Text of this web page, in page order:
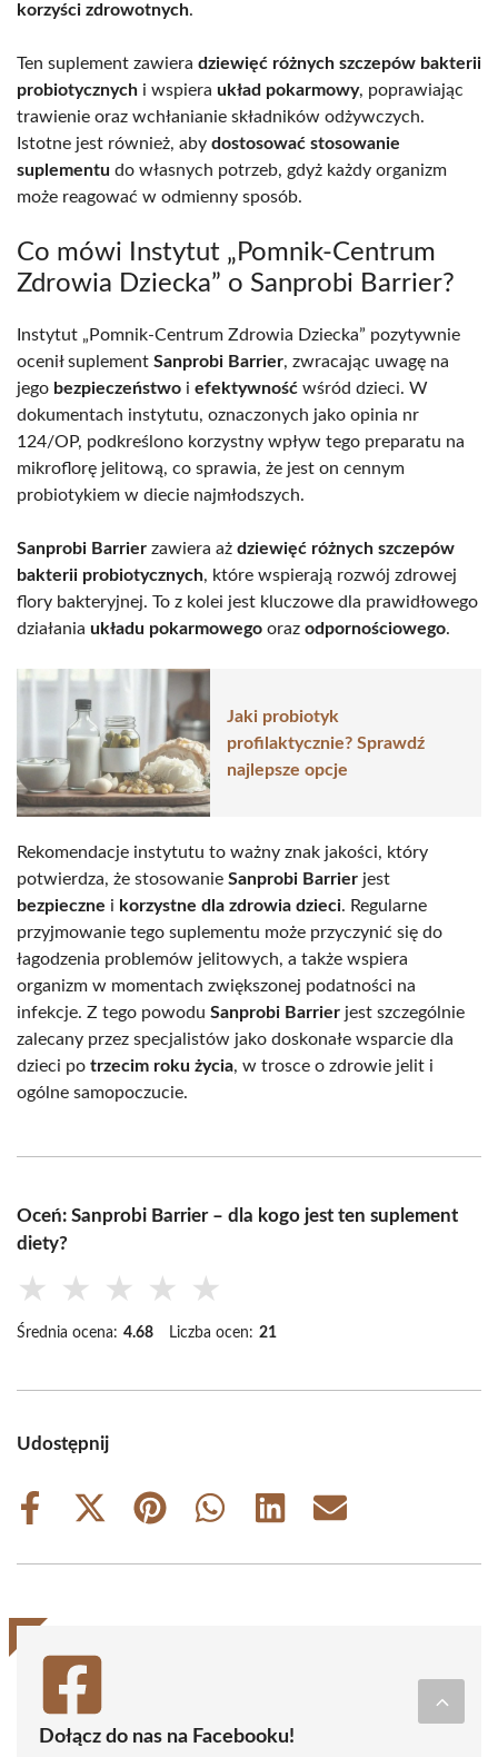
korzyści zdrowotnych.
Ten suplement zawiera dziewięć różnych szczepów bakterii
probiotycznych i wspiera układ pokarmowy, poprawiając
trawienie oraz wchłanianie składników odżywczych.
Istotne jest również, aby dostosować stosowanie
suplementu do własnych potrzeb, gdyż każdy organizm
może reagować w odmienny sposób.
Co mówi Instytut „Pomnik-Centrum
Zdrowia Dziecka” o Sanprobi Barrier?
Instytut „Pomnik-Centrum Zdrowia Dziecka” pozytywnie
ocenił suplement Sanprobi Barrier, zwracając uwagę na
jego bezpieczeństwo i efektywność wśród dzieci. W
dokumentach instytutu, oznaczonych jako opinia nr
124/OP, podkreślono korzystny wpływ tego preparatu na
mikroflorę jelitową, co sprawia, że jest on cennym
probiotykiem w diecie najmłodszych.
Sanprobi Barrier zawiera aż dziewięć różnych szczepów
bakterii probiotycznych, które wspierają rozwój zdrowej
flory bakteryjnej. To z kolei jest kluczowe dla prawidłowego
działania układu pokarmowego oraz odpornościowego.
Jaki probiotyk
profilaktycznie? Sprawdź
najlepsze opcje
Rekomendacje instytutu to ważny znak jakości, który
potwierdza, że stosowanie Sanprobi Barrier jest
bezpieczne i korzystne dla zdrowia dzieci. Regularne
przyjmowanie tego suplementu może przyczynić się do
łagodzenia problemów jelitowych, a także wspiera
organizm w momentach zwiększonej podatności na
infekcje. Z tego powodu Sanprobi Barrier jest szczególnie
zalecany przez specjalistów jako doskonałe wsparcie dla
dzieci po trzecim roku życia, w trosce o zdrowie jelit i
ogólne samopoczucie.
Oceń: Sanprobi Barrier – dla kogo jest ten suplement
diety?
★ ★ ★ ★ ★
Średnia ocena: 4.68 Liczba ocen: 21
Udostępnij
Share
Share
(Twitter)
Share
Share
Share
Share
Dołącz do nas na Facebooku!